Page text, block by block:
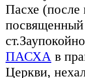
Пасхе (после
ПАСХА в
Церкви,